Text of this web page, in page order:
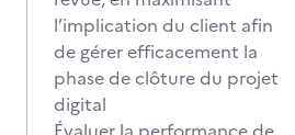
l’implication du client afin
de gérer efficacement la
phase de clôture du projet
digital